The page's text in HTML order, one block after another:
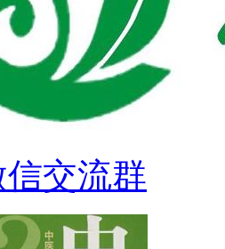
交流群